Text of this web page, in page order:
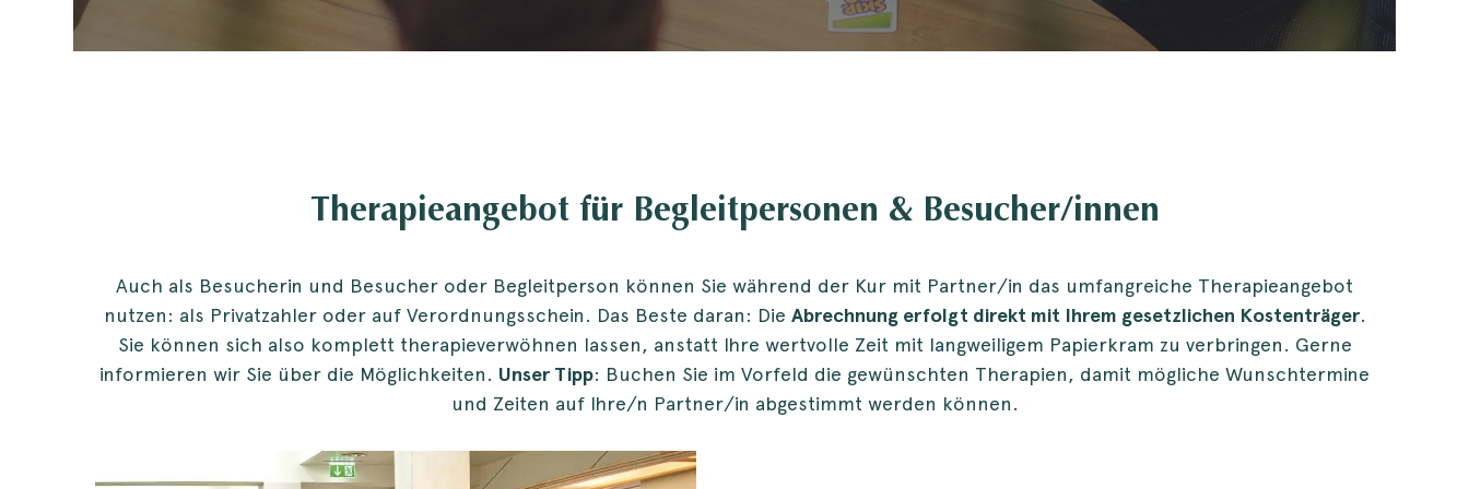
Therapieangebot für Begleitpersonen & Besucher/innen
Auch als Besucherin und Besucher oder Begleitperson können Sie während der Kur mit Partner/in das umfangreiche Therapieangebot
nutzen: als Privatzahler oder auf Verordnungsschein. Das Beste daran: Die Abrechnung erfolgt direkt mit Ihrem gesetzlichen Kostenträger.
Sie können sich also komplett therapieverwöhnen lassen, anstatt Ihre wertvolle Zeit mit langweiligem Papierkram zu verbringen. Gerne
informieren wir Sie über die Möglichkeiten. Unser Tipp: Buchen Sie im Vorfeld die gewünschten Therapien, damit mögliche Wunschtermine
und Zeiten auf Ihre/n Partner/in abgestimmt werden können.